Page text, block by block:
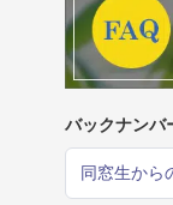
バックナンバ
同窓生から